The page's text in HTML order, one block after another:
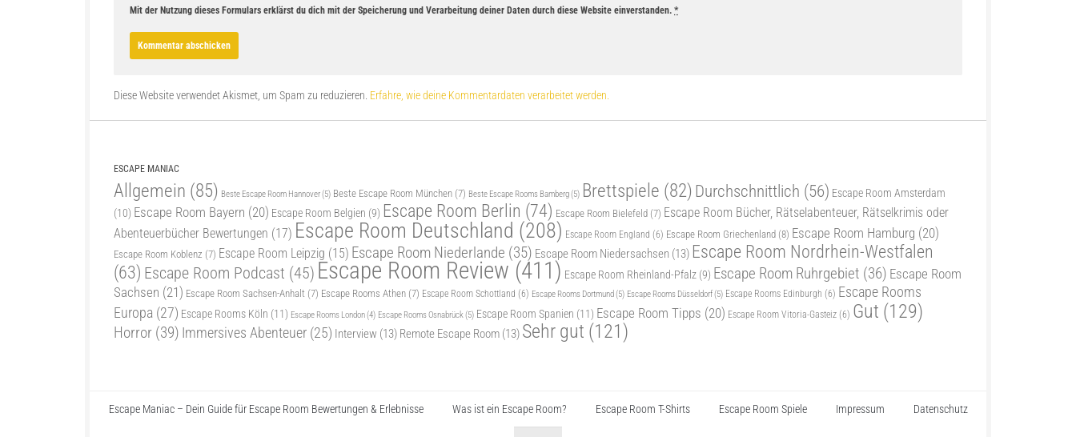
Mit der Nutzung dieses Formulars erklärst du dich mit der Speicherung und Verarbeitung deiner Daten durch diese Website einverstanden. *
Diese Website verwendet Akismet, um Spam zu reduzieren. Erfahre, wie deine Kommentardaten verarbeitet werden.
ESCAPE MANIAC
Allgemein (85) Beste Escape Room Hannover(5) Beste Escape Room München (7) Beste Escape Rooms Bamberg(5) Brettspiele (82) Durchschnittlich (56) Escape Room Amsterdam
(10) Escape Room Bayern (20) Escape Room Belgien (9) Escape Room Berlin (74) Escape Room Bielefeld (7) Escape Room Bücher, Rätselabenteuer, Rätselkrimis oder
Abenteuerbücher Bewertungen (17) Escape Room Deutschland (208) Escape Room England (6) Escape Room Griechenland (8) Escape Room Hamburg (20)
Escape Room Koblenz (7) Escape Room Leipzig (15) Escape Room Niederlande (35) Escape Room Niedersachsen (13) Escape Room Nordrhein-Westfalen
(63) Escape Room Podcast (45) Escape Room Review (411) Escape Room Rheinland-Pfalz (9) Escape Room Ruhrgebiet (36) Escape Room
Sachsen (21) Escape Room Sachsen-Anhalt (7) Escape Rooms Athen (7) Escape Room Schottland (6) Escape Rooms Dortmund(5) Escape Rooms Düsseldorf(5) Escape Rooms Edinburgh (6) Escape Rooms
Europa (27) Escape Rooms Köln (11) Escape Rooms London(4) Escape Rooms Osnabrück(5) Escape Room Spanien (11) Escape Room Tipps (20) Escape Room Vitoria-Gasteiz (6) Gut (129)
Horror (39) Immersives Abenteuer (25) Interview (13) Remote Escape Room (13) Sehr gut (121)
Escape Maniac – Dein Guide für Escape Room Bewertungen & Erlebnisse Was ist ein Escape Room? Escape Room T-Shirts Escape Room Spiele Impressum Datenschutz